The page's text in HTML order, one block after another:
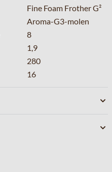
Fine Foam Frother G²
Aroma-G3-molen
8
1,9
280
16